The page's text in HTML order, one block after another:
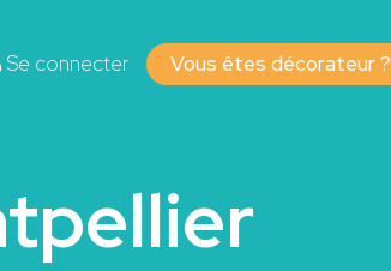
Se connecter Vous êtes décorateur ?